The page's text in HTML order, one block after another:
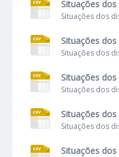
Situações dos
Situações dos
Situações
Situações dos
Situações dos
Situações dos
Situações
Situações dos
Situações dos